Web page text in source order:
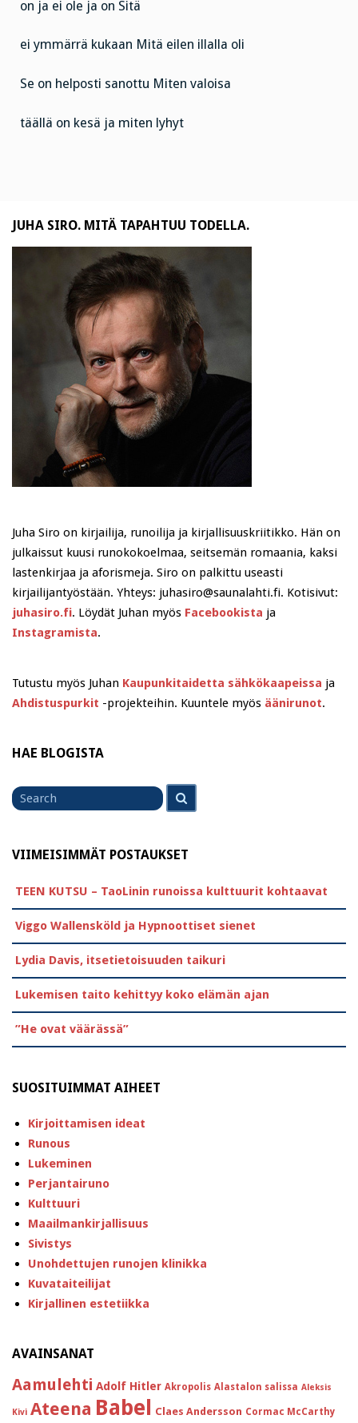
on ja ei ole ja on Sitä
ei ymmärrä kukaan Mitä eilen illalla oli
Se on helposti sanottu Miten valoisa
täällä on kesä ja miten lyhyt
JUHA SIRO. MITÄ TAPAHTUU TODELLA.
Juha Siro on kirjailija, runoilija ja kirjallisuuskriitikko. Hän on
julkaissut kuusi runokokoelmaa, seitsemän romaania, kaksi
lastenkirjaa ja aforismeja. Siro on palkittu useasti
kirjailijantyöstään. Yhteys: juhasiro@saunalahti.fi. Kotisivut:
juhasiro.fi. Löydät Juhan myös Facebookista ja
Instagramista.
Tutustu myös Juhan Kaupunkitaidetta sähkökaapeissa ja
Ahdistuspurkit -projekteihin. Kuuntele myös äänirunot.
HAE BLOGISTA
Search
for
VIIMEISIMMÄT POSTAUKSET
TEEN KUTSU – TaoLinin runoissa kulttuurit kohtaavat
Viggo Wallensköld ja Hypnoottiset sienet
Lydia Davis, itsetietoisuuden taikuri
Lukemisen taito kehittyy koko elämän ajan
”He ovat väärässä”
SUOSITUIMMAT AIHEET
Kirjoittamisen ideat
Runous
Lukeminen
Perjantairuno
Kulttuuri
Maailmankirjallisuus
Sivistys
Unohdettujen runojen klinikka
Kuvataiteilijat
Kirjallinen estetiikka
AVAINSANAT
Aamulehti Adolf Hitler Akropolis Alastalon salissa Aleksis
Kivi Ateena Babel Claes Andersson Cormac McCarthy